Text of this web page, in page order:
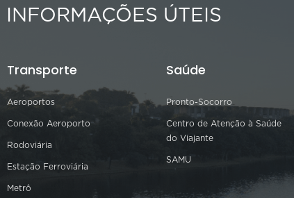
INFORMAÇÕES ÚTEIS
Transporte
Aeroportos
Conexão Aeroporto
Rodoviária
Estação Ferroviária
Metrô
Saúde
Pronto-Socorro
Centro de Atenção à Saúde
do Viajante
SAMU